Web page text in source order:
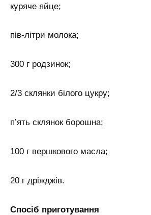
куряче яйце;
пів-літри молока;
300 г родзинок;
2/3 склянки білого цукру;
п’ять склянок борошна;
100 г вершкового масла;
20 г дріжджів.
Спосіб приготування